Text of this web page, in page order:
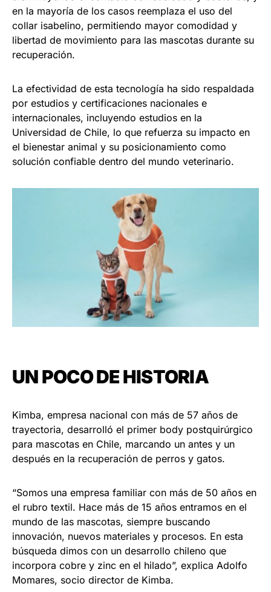
en la mayoría de los casos reemplaza el uso del
collar isabelino, permitiendo mayor comodidad y
libertad de movimiento para las mascotas durante su
recuperación.
La efectividad de esta tecnología ha sido respaldada
por estudios y certificaciones nacionales e
internacionales, incluyendo estudios en la
Universidad de Chile, lo que refuerza su impacto en
el bienestar animal y su posicionamiento como
solución confiable dentro del mundo veterinario.
UN POCO DE HISTORIA
Kimba, empresa nacional con más de 57 años de
trayectoria, desarrolló el primer body postquirúrgico
para mascotas en Chile, marcando un antes y un
después en la recuperación de perros y gatos.
“Somos una empresa familiar con más de 50 años en
el rubro textil. Hace más de 15 años entramos en el
mundo de las mascotas, siempre buscando
innovación, nuevos materiales y procesos. En esta
búsqueda dimos con un desarrollo chileno que
incorpora cobre y zinc en el hilado”, explica Adolfo
Momares, socio director de Kimba.